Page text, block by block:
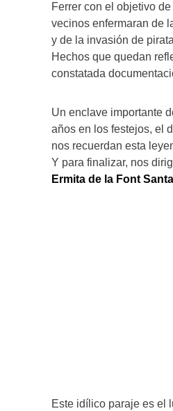
Ferrer con el objetivo
vecinos enfermaran de
y de la invasión de
Hechos que quedan
constatada
Un enclave importante
años en los festejos, el
nos recuerdan esta
Y para finalizar, nos
Ermita de la Font
Este idílico paraje es el